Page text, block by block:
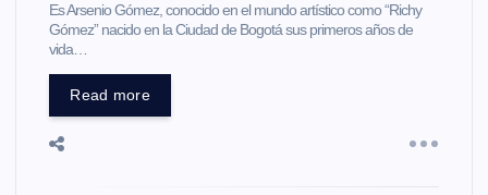
Es Arsenio Gómez, conocido en el mundo artístico como “Richy
Gómez” nacido en la Ciudad de Bogotá sus primeros años de
vida…
Read more